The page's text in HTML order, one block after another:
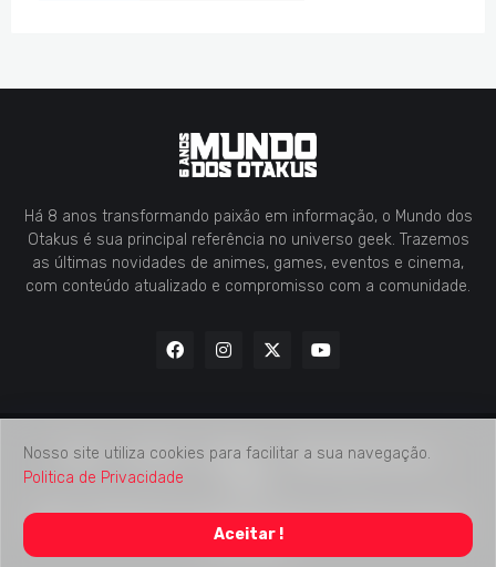
Há 8 anos transformando paixão em informação, o Mundo dos
Otakus é sua principal referência no universo geek. Trazemos
as últimas novidades de animes, games, eventos e cinema,
com conteúdo atualizado e compromisso com a comunidade.
Reservados
Home Contato Midia Kit
Verificação de Fatos
Nosso site utiliza cookies para facilitar a sua navegação.
Politica de Privacidade
Aceitar !